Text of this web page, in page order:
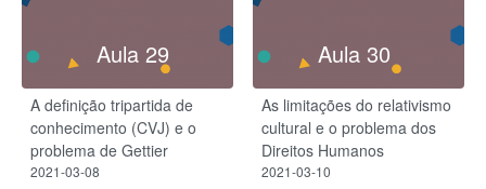
Aula 29
A definição tripartida de
conhecimento (CVJ) e o
problema de Gettier
2021-03-08
Aula 30
As limitações do relativismo
cultural e o problema dos
Direitos Humanos
2021-03-10